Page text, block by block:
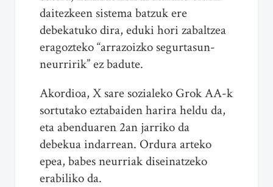
daitezkeen sistema batzuk ere
debekatuko dira, eduki hori zabaltzea
eragozteko “arrazoizko segurtasun-
neurririk” ez badute.
Akordioa, X sare sozialeko Grok AA-k
sortutako eztabaiden harira heldu da,
eta abenduaren 2an jarriko da
debekua indarrean. Ordura arteko
epea, babes neurriak diseinatzeko
erabiliko da.